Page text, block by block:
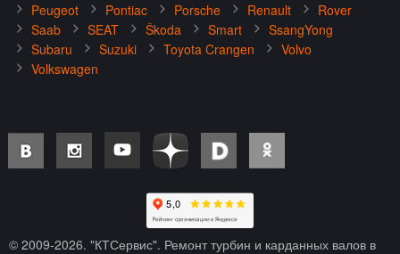
Peugeot
Pontiac Porsche Renault
Rover
Saab
SEAT Škoda Smart
SsangYong
Subaru
Suzuki Toyota Crangen
Volvo
Volkswagen
© 2009-2026. "КТСервис". Ремонт турбин и карданных валов в